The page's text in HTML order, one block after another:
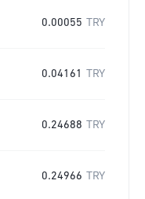
0.00055 TRY
0.04161 TRY
0.24688 TRY
0.24966 TRY